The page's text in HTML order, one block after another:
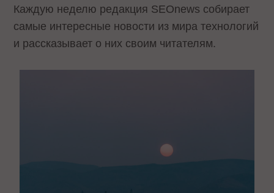
Каждую неделю редакция SEOnews собирает
самые интересные новости из мира технологий
и рассказывает о них своим читателям.